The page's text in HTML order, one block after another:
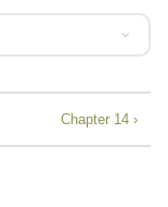
Chapter 14 ›